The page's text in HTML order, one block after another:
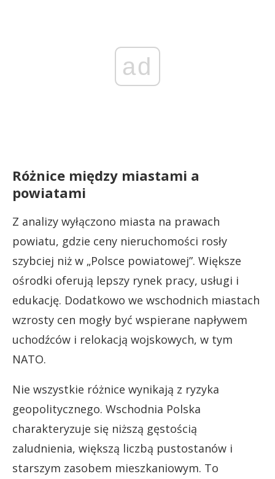
ad
Różnice między miastami a
powiatami
Z analizy wyłączono miasta na prawach
powiatu, gdzie ceny nieruchomości rosły
szybciej niż w „Polsce powiatowej”. Większe
ośrodki oferują lepszy rynek pracy, usługi i
edukację. Dodatkowo we wschodnich miastach
wzrosty cen mogły być wspierane napływem
uchodźców i relokacją wojskowych, w tym
NATO.
Nie wszystkie różnice wynikają z ryzyka
geopolitycznego. Wschodnia Polska
charakteryzuje się niższą gęstością
zaludnienia, większą liczbą pustostanów i
starszym zasobem mieszkaniowym. To